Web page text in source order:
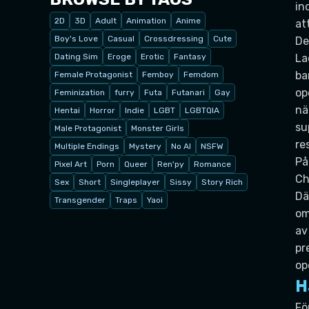
2D 3D Adult Animation
Anime
Boy's Love
Casual Crossdressing
Cute
Dating Sim
Eroge Erotic
Fantasy
Female Protagonist
Femboy
Femdom
Feminization
furry Futa Futanari
Gay
Hentai
Horror Indie LGBT
LGBTQIA
Male Protagonist
Monster Girls
Multiple Endings
Mystery No AI
NSFW
Pixel Art
Porn Queer Ren'py
Romance
Sex
Short Singleplayer Sissy
Story Rich
Transgender
Traps Yaoi